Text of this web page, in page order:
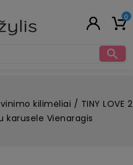
0

kilimėliai
TINY LOVE 2
karusele Vienaragis